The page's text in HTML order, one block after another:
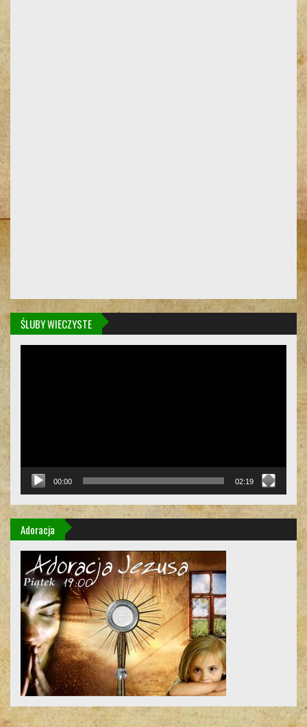
ŚLUBY WIECZYSTE
00:00 02:19
Adoracja